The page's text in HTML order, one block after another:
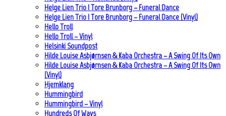
Helge Lien Trio | Tore Brunborg – Funeral Dance
Helge Lien Trio | Tore Brunborg – Funeral Dance (Vinyl)
Hello Troll
Hello Troll – Vinyl
Helsinki Soundpost
Hilde Louise Asbjørnsen & Kaba Orchestra – A Swing Of Its Own
Hilde Louise Asbjørnsen & Kaba Orchestra – A Swing Of Its Own
(Vinyl)
Hjemklang
Hummingbird
Hummingbird – Vinyl
Hundreds Of Ways